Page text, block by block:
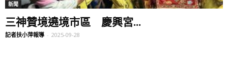
新聞
三神贊境遶境市區 慶興宮...
記者扶小萍報導 - 2025-09-28